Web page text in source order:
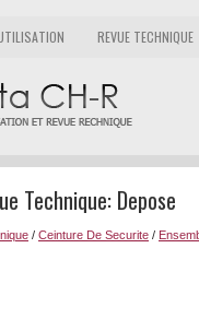
REVUE TECHNIQUE
Technique: Depose
/ Ceinture De Securite /